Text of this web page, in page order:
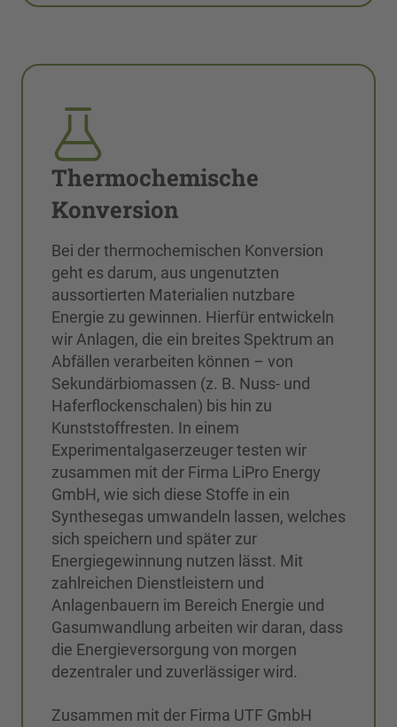
Thermochemische
Konversion
Bei der thermochemischen Konversion
geht es darum, aus ungenutzten
aussortierten Materialien nutzbare
Energie zu gewinnen. Hierfür entwickeln
wir Anlagen, die ein breites Spektrum an
Abfällen verarbeiten können – von
Sekundärbiomassen (z. B. Nuss- und
Haferflockenschalen) bis hin zu
Kunststoffresten. In einem
Experimentalgaserzeuger testen wir
zusammen mit der Firma LiPro Energy
GmbH, wie sich diese Stoffe in ein
Synthesegas umwandeln lassen, welches
sich speichern und später zur
Energiegewinnung nutzen lässt. Mit
zahlreichen Dienstleistern und
Anlagenbauern im Bereich Energie und
Gasumwandlung arbeiten wir daran, dass
die Energieversorgung von morgen
dezentraler und zuverlässiger wird.
Zusammen mit der Firma UTF GmbH